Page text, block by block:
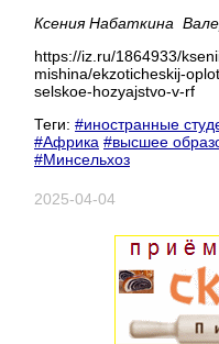
Ксения Набаткина
https://iz.ru/1864933/
mishina/ekzoticheskij-
selskoe-hozyajstvo-v-rf
Теги: #иностранные
#Африка #высшее
#Минсельхоз
2025-04-04